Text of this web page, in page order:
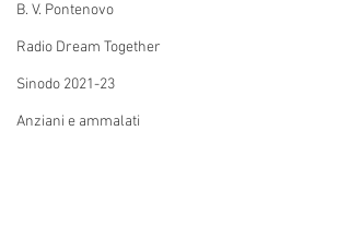
B. V. Pontenovo
Radio Dream Together
Sinodo 2021-23
Anziani e ammalati